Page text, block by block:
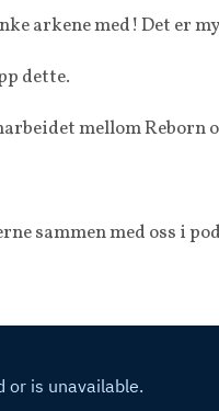
arkene med! Det er
dette.
mellom Reborn
sammen med oss i